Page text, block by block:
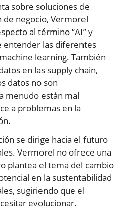
sobre soluciones de
negocio, Vermorel
al término “AI” y
entender las diferentes
learning. También
en las supply chain,
datos no son
menudo están mal
a problemas en la
se dirige hacia el futuro
Vermorel no ofrece una
plantea el tema del cambio
en la sustentabilidad
sugiriendo que el
evolucionar.